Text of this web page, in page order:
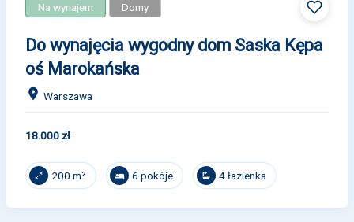
Na wynajem Domy
Do wynajęcia wygodny dom Saska Kępa
oś Marokańska
Warszawa
18.000 zł
200 m² 6 pokóje 4 łazienka